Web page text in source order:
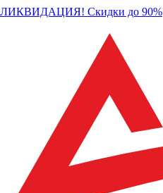
ЛИКВИДАЦИЯ! Скидки до 90%